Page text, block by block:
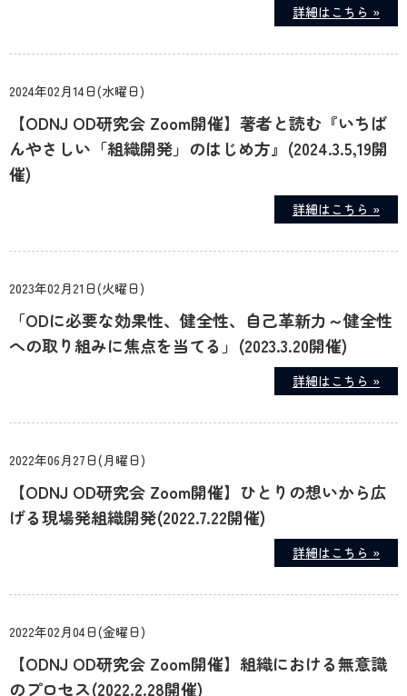
詳細はこちら »
2024年02月14日(水曜日)
【ODNJ OD研究会 Zoom開催】著者と読む『いちば
んやさしい「組織開発」のはじめ方』(2024.3.5,19開
催)
詳細はこちら »
2023年02月21日(火曜日)
「ODに必要な効果性、健全性、自己革新力～健全性
への取り組みに焦点を当てる」(2023.3.20開催)
詳細はこちら »
2022年06月27日(月曜日)
【ODNJ OD研究会 Zoom開催】ひとりの想いから広
げる現場発組織開発(2022.7.22開催)
詳細はこちら »
2022年02月04日(金曜日)
【ODNJ OD研究会 Zoom開催】組織における無意識
のプロセス(2022.2.28開催)